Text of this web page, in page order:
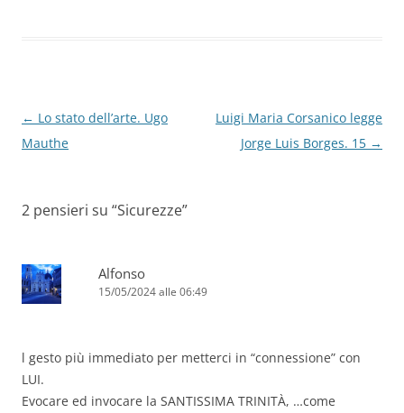
Navigazione
articolo
← Lo stato dell’arte. Ugo
Mauthe
Luigi Maria Corsanico legge
Jorge Luis Borges. 15 →
2 pensieri su “Sicurezze”
Alfonso
15/05/2024 alle 06:49
l gesto più immediato per metterci in “connessione” con
LUI.
Evocare ed invocare la SANTISSIMA TRINITÀ, …come